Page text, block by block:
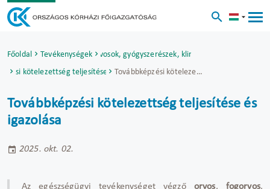
Főoldal Tevékenységek
- orvosok, fogorvosok, gyógyszerészek, klinikai végzettségű
kötelezettség teljesítése és igazolása
Továbbképzési kötelezettség teljesítése és igazolása
Továbbképzési kötelezettség teljesítése és
igazolása
2025. okt. 02.
Az egészségügyi tevékenységet végző orvos, fogorvos,